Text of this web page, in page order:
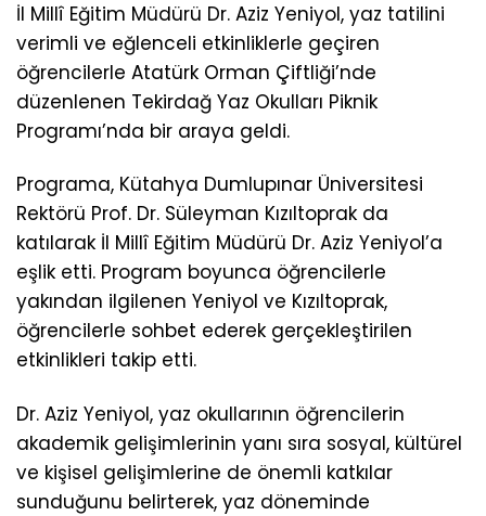
İl Millî Eğitim Müdürü Dr. Aziz Yeniyol, yaz tatilini
verimli ve eğlenceli etkinliklerle geçiren
öğrencilerle Atatürk Orman Çiftliği’nde
düzenlenen Tekirdağ Yaz Okulları Piknik
Programı’nda bir araya geldi.
Programa, Kütahya Dumlupınar Üniversitesi
Rektörü Prof. Dr. Süleyman Kızıltoprak da
katılarak İl Millî Eğitim Müdürü Dr. Aziz Yeniyol’a
eşlik etti. Program boyunca öğrencilerle
yakından ilgilenen Yeniyol ve Kızıltoprak,
öğrencilerle sohbet ederek gerçekleştirilen
etkinlikleri takip etti.
Dr. Aziz Yeniyol, yaz okullarının öğrencilerin
akademik gelişimlerinin yanı sıra sosyal, kültürel
ve kişisel gelişimlerine de önemli katkılar
sunduğunu belirterek, yaz döneminde